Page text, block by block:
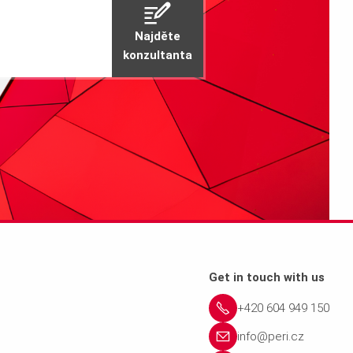
Najděte
konzultanta
Get in touch with us
+420 604 949 150
info@peri.cz